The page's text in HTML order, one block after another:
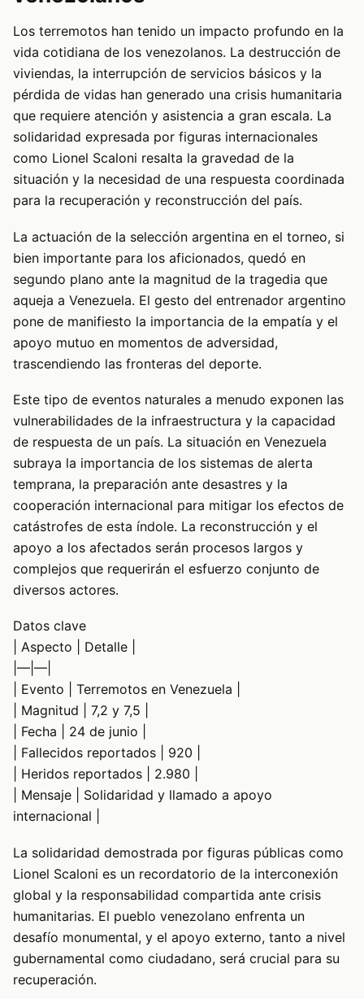
Los terremotos han tenido un impacto profundo en la
vida cotidiana de los venezolanos. La destrucción de
viviendas, la interrupción de servicios básicos y la
pérdida de vidas han generado una crisis humanitaria
que requiere atención y asistencia a gran escala. La
solidaridad expresada por figuras internacionales
como Lionel Scaloni resalta la gravedad de la
situación y la necesidad de una respuesta coordinada
para la recuperación y reconstrucción del país.
La actuación de la selección argentina en el torneo, si
bien importante para los aficionados, quedó en
segundo plano ante la magnitud de la tragedia que
aqueja a Venezuela. El gesto del entrenador argentino
pone de manifiesto la importancia de la empatía y el
apoyo mutuo en momentos de adversidad,
trascendiendo las fronteras del deporte.
Este tipo de eventos naturales a menudo exponen las
vulnerabilidades de la infraestructura y la capacidad
de respuesta de un país. La situación en Venezuela
subraya la importancia de los sistemas de alerta
temprana, la preparación ante desastres y la
cooperación internacional para mitigar los efectos de
catástrofes de esta índole. La reconstrucción y el
apoyo a los afectados serán procesos largos y
complejos que requerirán el esfuerzo conjunto de
diversos actores.
Datos clave
| Aspecto | Detalle |
|—|—|
| Evento | Terremotos en Venezuela |
| Magnitud | 7,2 y 7,5 |
| Fecha | 24 de junio |
| Fallecidos reportados | 920 |
| Heridos reportados | 2.980 |
| Mensaje | Solidaridad y llamado a apoyo
internacional |
La solidaridad demostrada por figuras públicas como
Lionel Scaloni es un recordatorio de la interconexión
global y la responsabilidad compartida ante crisis
humanitarias. El pueblo venezolano enfrenta un
desafío monumental, y el apoyo externo, tanto a nivel
gubernamental como ciudadano, será crucial para su
recuperación.